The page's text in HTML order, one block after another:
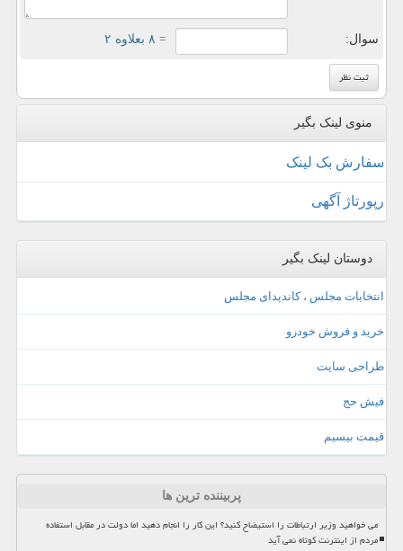
سوال: = ۸ بعلاوه ۲
منوی لینک بگیر
سفارش بک لینک
رپورتاژ آگهی
دوستان لینک بگیر
انتخابات مجلس ، کاندیدای مجلس
خرید و فروش خودرو
طراحی سایت
فیش حج
قیمت بیسیم
پربیننده ترین ها
می خواهید وزیر ارتباطات را استیضاح کنید؟ این کار را انجام دهید اما دولت در مقابل استفاده
مردم از اینترنت کوتاه نمی آید